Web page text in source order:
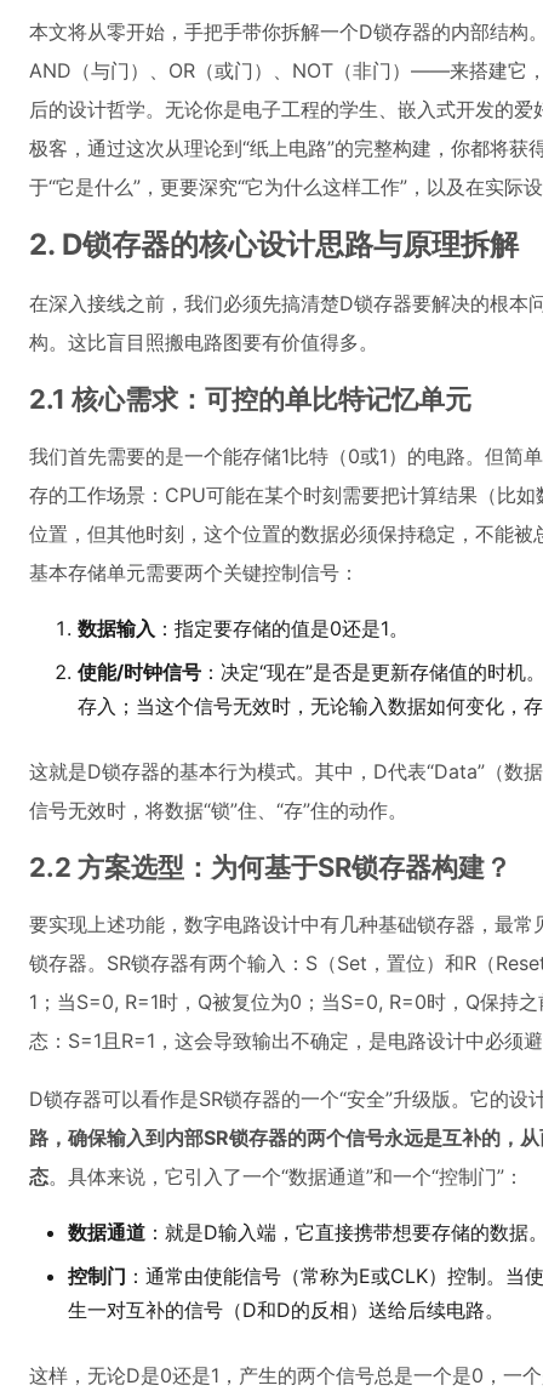
本文将从零开始，手把手带你拆解一个D锁存器的内部结
AND（与门）、OR（或门）、NOT（非门）——来搭建它
后的设计哲学。无论你是电子工程的学生、嵌入式开发的
极客，通过这次从理论到“纸上电路”的完整构建，你都将
于“它是什么”，更要深究“它为什么这样工作”，以及在实际
2. D锁存器的核心设计思路与原理拆解
在深入接线之前，我们必须先搞清楚D锁存器要解决的根本
构。这比盲目照搬电路图要有价值得多。
2.1 核心需求：可控的单比特记忆单元
我们首先需要的是一个能存储1比特（0或1）的电路。但简
存的工作场景：CPU可能在某个时刻需要把计算结果（比
位置，但其他时刻，这个位置的数据必须保持稳定，不能
基本存储单元需要两个关键控制信号：
数据输入 ：指定要存储的值是0还是1。
使能/时钟信号 ：决定“现在”是否是更新存储值的时机
存入；当这个信号无效时，无论输入数据如何变化，
这就是D锁存器的基本行为模式。其中，D代表“Data”（数
信号无效时，将数据“锁”住、“存”住的动作。
2.2 方案选型：为何基于SR锁存器构建？
要实现上述功能，数字电路设计中有几种基础锁存器，最
锁存器。SR锁存器有两个输入：S（Set，置位）和R（
1；当S=0, R=1时，Q被复位为0；当S=0, R=0时，Q保持
态：S=1且R=1，这会导致输出不确定，是电路设计中必须
D锁存器可以看作是SR锁存器的一个“安全”升级版。它的设
路，确保输入到内部SR锁存器的两个信号永远是互补的，
态。具体来说，它引入了一个“数据通道”和一个“控制门”：
数据通道 ：就是D输入端，它直接携带想要存储的数据
控制门 ：通常由使能信号（常称为E或CLK）控制。当
生一对互补的信号（D和D的反相）送给后续电路。
这样，无论D是0还是1，产生的两个信号总是一个是0，一